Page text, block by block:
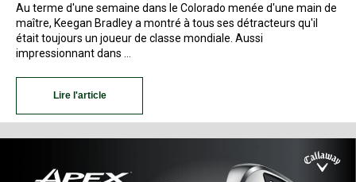
Au terme d'une semaine dans le Colorado menée d'une main de
maître, Keegan Bradley a montré à tous ses détracteurs qu'il
était toujours un joueur de classe mondiale. Aussi
impressionnant dans …
Lire l'article